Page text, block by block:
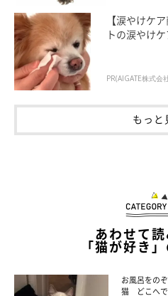
【涙やけケ
トの涙やけケ
PR(AIGATE株式会
もっと
あわせて読
「猫が好き
お風呂をの
猫 どこへ